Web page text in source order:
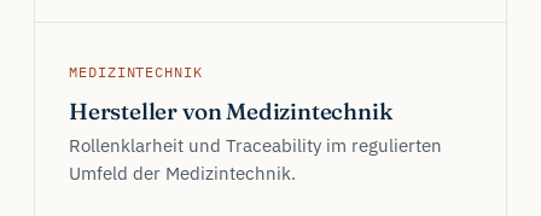
MEDIZINTECHNIK
Hersteller von Medizintechnik
Rollenklarheit und Traceability im regulierten
Umfeld der Medizintechnik.